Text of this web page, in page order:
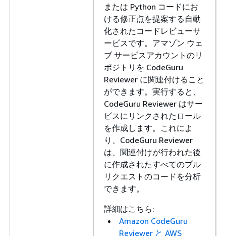
または Python コードにお
ける修正点を提案する自動
化されたコードレビューサ
ービスです。アマゾン ウェ
ブ サービスアカウントのリ
ポジトリを CodeGuru
Reviewer に関連付けること
ができます。実行すると、
CodeGuru Reviewer はサー
ビスにリンクされたロール
を作成します。これによ
り、CodeGuru Reviewer
は、関連付けが行われた後
に作成されたすべてのプル
リクエストのコードを分析
できます。
詳細はこちら:
Amazon CodeGuru
Reviewer と AWS